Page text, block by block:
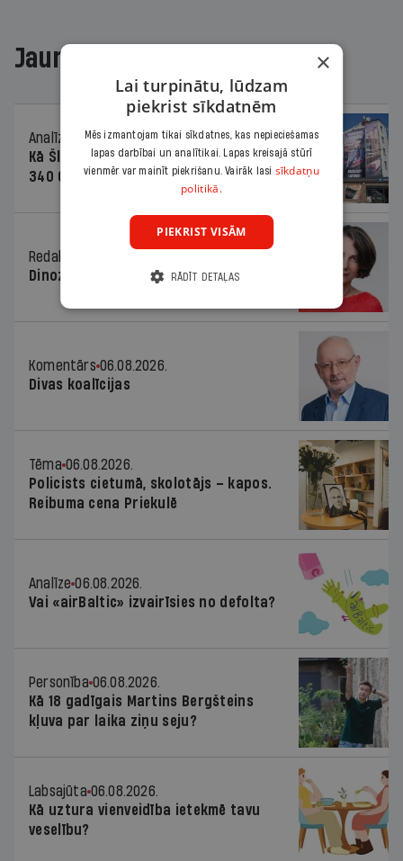
Jaunākajā žurnālā
Analīze
06.08.2026.
Kā Šlesera partija palika nesodīta par
340 000 vērtu reklāmas kampaņu
Redaktores sleja
Dinozaura triks
Komentārs 06.08.2026.
Divas koalīcijas
Tēma 06.08.2026.
Policists cietumā, skolotājs – kapos.
Reibuma cena Priekulē
Analīze 06.08.2026.
Vai «airBaltic» izvairīsies no defolta?
Personība 06.08.2026.
Kā 18 gadīgais Martins Bergšteins
kļuva par laika ziņu seju?
Labsajūta 06.08.2026.
Kā uztura vienveidība ietekmē tavu
veselību?
×
Lai turpinātu, lūdzam
piekrist sīkdatnēm
Mēs izmantojam tikai sīkdatnes, kas nepieciešamas
lapas darbībai un analītikai. Lapas kreisajā stūrī
vienmēr var mainīt piekrišanu. Vairāk lasi sīkdatņu
politikā.
PIEKRIST VISĀM
RĀDĪT DETAĻAS